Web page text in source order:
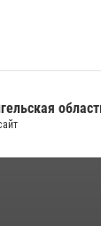
область)